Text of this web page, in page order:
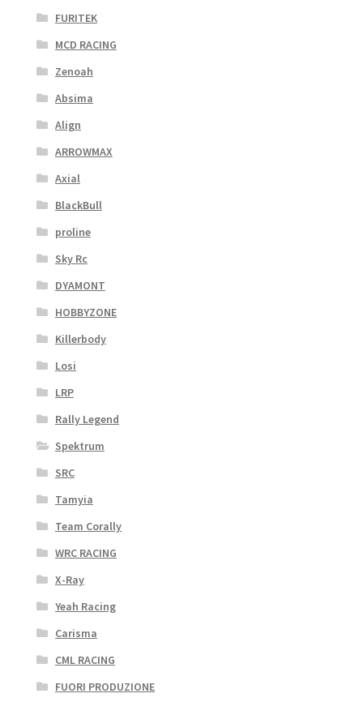
FURITEK
MCD RACING
Zenoah
Absima
Align
ARROWMAX
Axial
BlackBull
proline
Sky Rc
DYAMONT
HOBBYZONE
Killerbody
Losi
LRP
Rally Legend
Spektrum
SRC
Tamyia
Team Corally
WRC RACING
X-Ray
Yeah Racing
Carisma
CML RACING
FUORI PRODUZIONE